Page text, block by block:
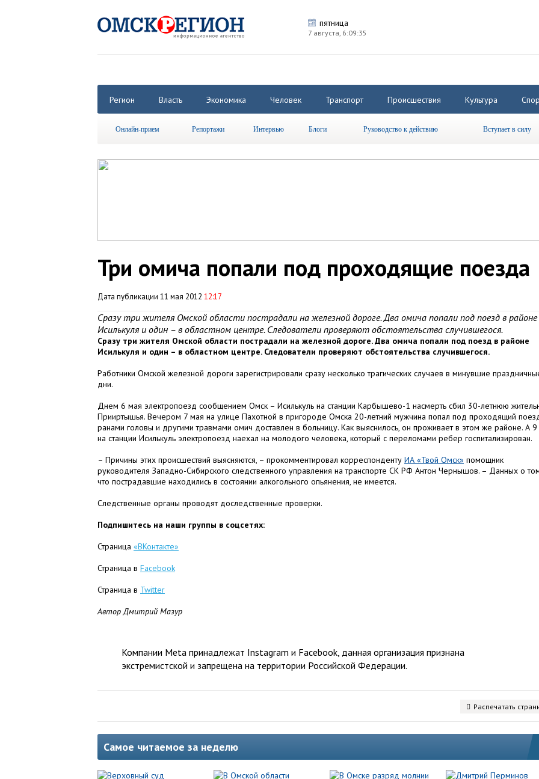
пятница
7 августа, 6:09:36
Регион Власть Экономика Человек Транспорт Происшествия Культура
Онлайн-прием Репортажи Интервью Блоги Руководство к действию Вступает в силу
Три омича попали под проходящие поезда
Дата публикации 11 мая 2012 12:17
Сразу три жителя Омской области пострадали на железной дороге. Два омича попали под поезд в районе
Исилькуля и один – в областном центре. Следователи проверяют обстоятельства случившегося.
Сразу три жителя Омской области пострадали на железной дороге. Два омича попали под поезд в районе
Исилькуля и один – в областном центре. Следователи проверяют обстоятельства случившегося.
Работники Омской железной дороги зарегистрировали сразу несколько трагических случаев в минувшие
дни.
Днем 6 мая электропоезд сообщением Омск – Исилькуль на станции Карбышево-1 насмерть сбил 30-летнюю
Прииртышья. Вечером 7 мая на улице Пахотной в пригороде Омска 20-летний мужчина попал под проходящий
ранами головы и другими травмами омич доставлен в больницу. Как выяснилось, он проживает в этом же районе. А
на станции Исилькуль электропоезд наехал на молодого человека, который с переломами ребер госпитализирован.
– Причины этих происшествий выясняются, – прокомментировал корреспонденту ИА «Твой Омск» помощник
руководителя Западно-Сибирского следственного управления на транспорте СК РФ Антон Чернышов. – Данных о
что пострадавшие находились в состоянии алкогольного опьянения, не имеется.
Следственные органы проводят доследственные проверки.
Подпишитесь на наши группы в соцсетях:
Страница «ВКонтакте»
Страница в Facebook
Страница в Twitter
Автор Дмитрий Мазур
Компании Meta принадлежат Instagram и Facebook, данная организация признана
экстремистской и запрещена на территории Российской Федерации.
Распечатать
Самое читаемое за неделю